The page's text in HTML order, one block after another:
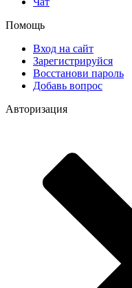
Помощь
Вход на сайт
Зарегистрируйся
Восстанови пароль
Добавь вопрос
Авторизация